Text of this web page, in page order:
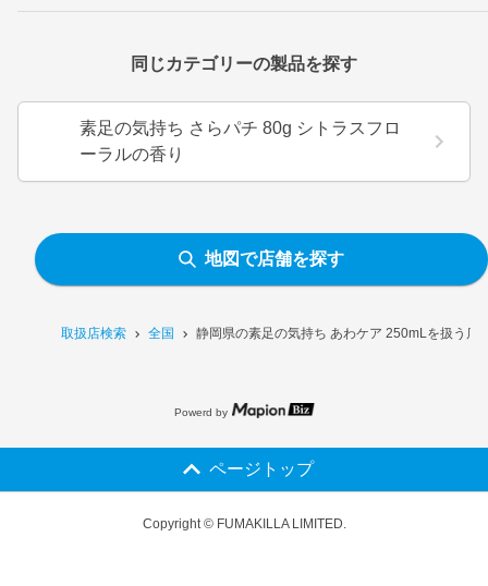
取扱店検索 全国 静岡県の素足の気持ち あわケア 250mLを扱う店
同じカテゴリーの製品を探す
素足の気持ち さらパチ 80g シトラスフロ
ーラルの香り
地図で店舗を探す
Powerd by
ページトップ
Copyright © FUMAKILLA LIMITED.